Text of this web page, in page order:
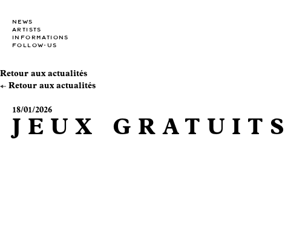
NEWS
ARTISTS
INFORMATIONS
FOLLOW-US
Retour aux actualités
Retour aux actualités
18/01/2026
JEUX